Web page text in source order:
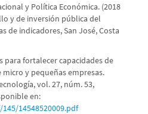
y Política Económica. (2018
y de inversión pública del
de indicadores, San José, Costa
para fortalecer capacidades de
y pequeñas empresas.
vol. 27, núm. 53,
en:
14548520009.pdf